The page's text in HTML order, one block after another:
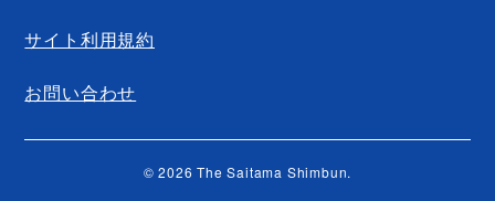
サイト利用規約
お問い合わせ
© 2026 The Saitama Shimbun.